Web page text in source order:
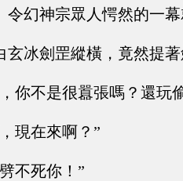
令幻神宗眾人愕然的一
玄冰劍罡縱橫，竟然提
你不是很囂張嗎？還玩
現在來啊？”
不死你！”